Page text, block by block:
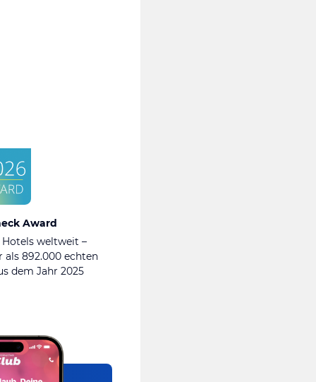
Award
weltweit –
als 892.000 echten
dem Jahr 2025